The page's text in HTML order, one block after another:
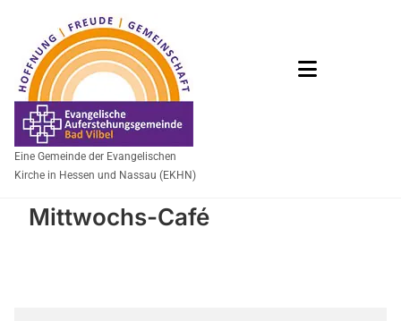
Eine Gemeinde der Evangelischen
Kirche in Hessen und Nassau (EKHN)
Mittwochs-Café